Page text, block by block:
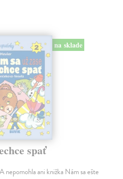
na sklade
spať
nepomohla ani knižka Nám sa ešte